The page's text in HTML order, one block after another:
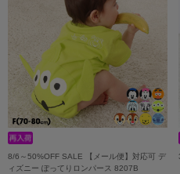
8/6～50%OFF SALE 【メール便】対応可 デ
ィズニー ぽってりロンパース 8207B